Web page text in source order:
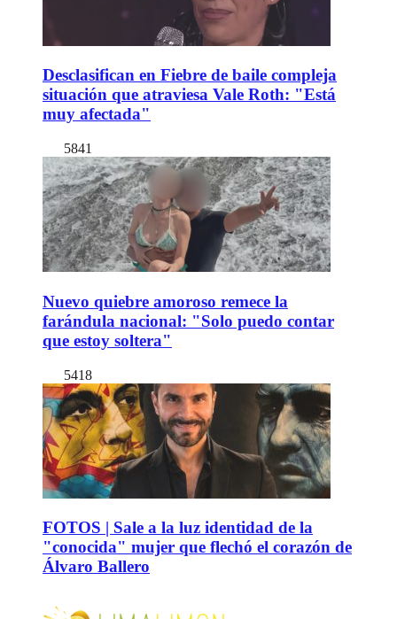
Desclasifican en Fiebre de baile compleja
situación que atraviesa Vale Roth: "Está
muy afectada"
5841
Nuevo quiebre amoroso remece la
farándula nacional: "Solo puedo contar
que estoy soltera"
5418
FOTOS | Sale a la luz identidad de la
"conocida" mujer que flechó el corazón de
Álvaro Ballero